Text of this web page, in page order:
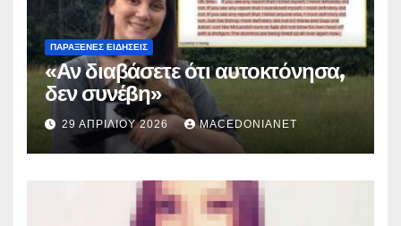
ΠΑΡΆΞΕΝΕΣ ΕΙΔΉΣΕΙΣ
«Αν διαβάσετε ότι αυτοκτόνησα,
δεν συνέβη»
29 ΑΠΡΙΛΊΟΥ 2026 MACEDONIANET